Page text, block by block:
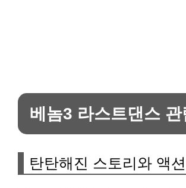
베놈3 라스트댄스 관
탄탄해진 스토리와 액션